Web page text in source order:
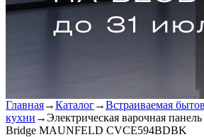
Главная→Каталог→Встраиваемая
кухни →Электрическая варочная
Bridge MAUNFELD CVCE594BDBK